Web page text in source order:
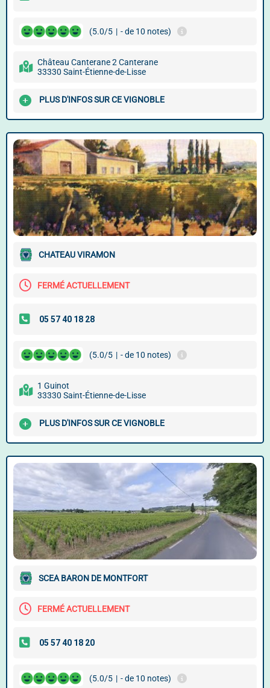
(5.0/5 | - de 10 notes)
Château Canterane 2 Canterane
33330 Saint-Étienne-de-Lisse
PLUS D'INFOS SUR CE VIGNOBLE
CHATEAU VIRAMON
FERMÉ ACTUELLEMENT
(5.0/5 | - de 10 notes)
1 Guinot
33330 Saint-Étienne-de-Lisse
PLUS D'INFOS SUR CE VIGNOBLE
SCEA BARON DE MONTFORT
FERMÉ ACTUELLEMENT
(5.0/5 | - de 10 notes)